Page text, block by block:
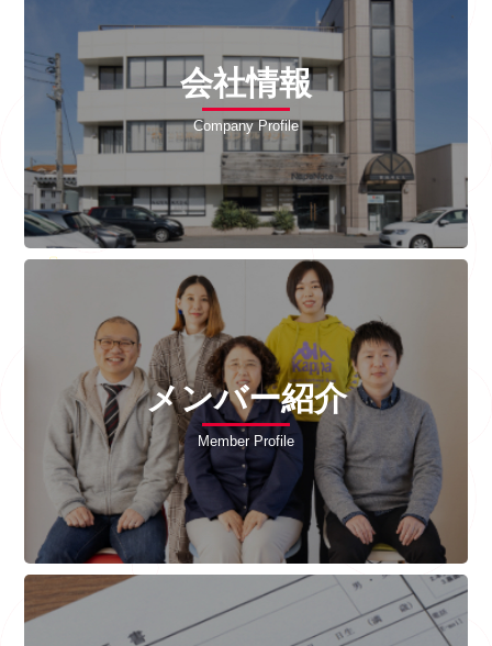
会社情報
Company Profile
メンバー紹介
Member Profile